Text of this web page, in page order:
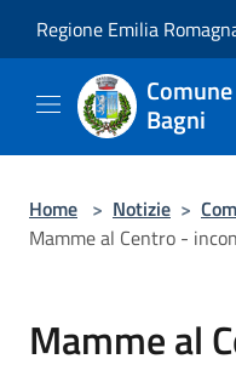
Regione Emilia
Bagni
Home > Notizie >
Mamme al Centro -
Mamme al